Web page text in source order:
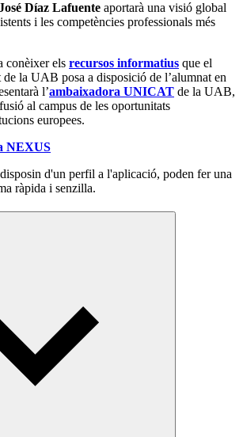
Díaz Lafuente aportarà una visió global
i les competències professionals més
conèixer els recursos informatius que el
la UAB posa a disposició de l’alumnat en
l’ambaixadora UNICAT de la UAB,
al campus de les oportunitats
europees.
NEXUS
d'un perfil a l'aplicació, poden fer una
ràpida i senzilla.